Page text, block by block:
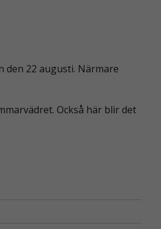
den 22 augusti. Närmare
Också här blir det